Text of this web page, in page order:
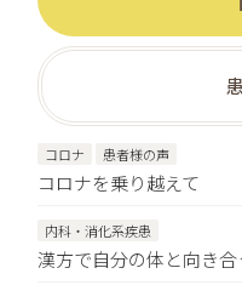
コロナ 患者様の声
コロナを乗り越えて
内科・消化系疾患
漢方で自分の体と向き